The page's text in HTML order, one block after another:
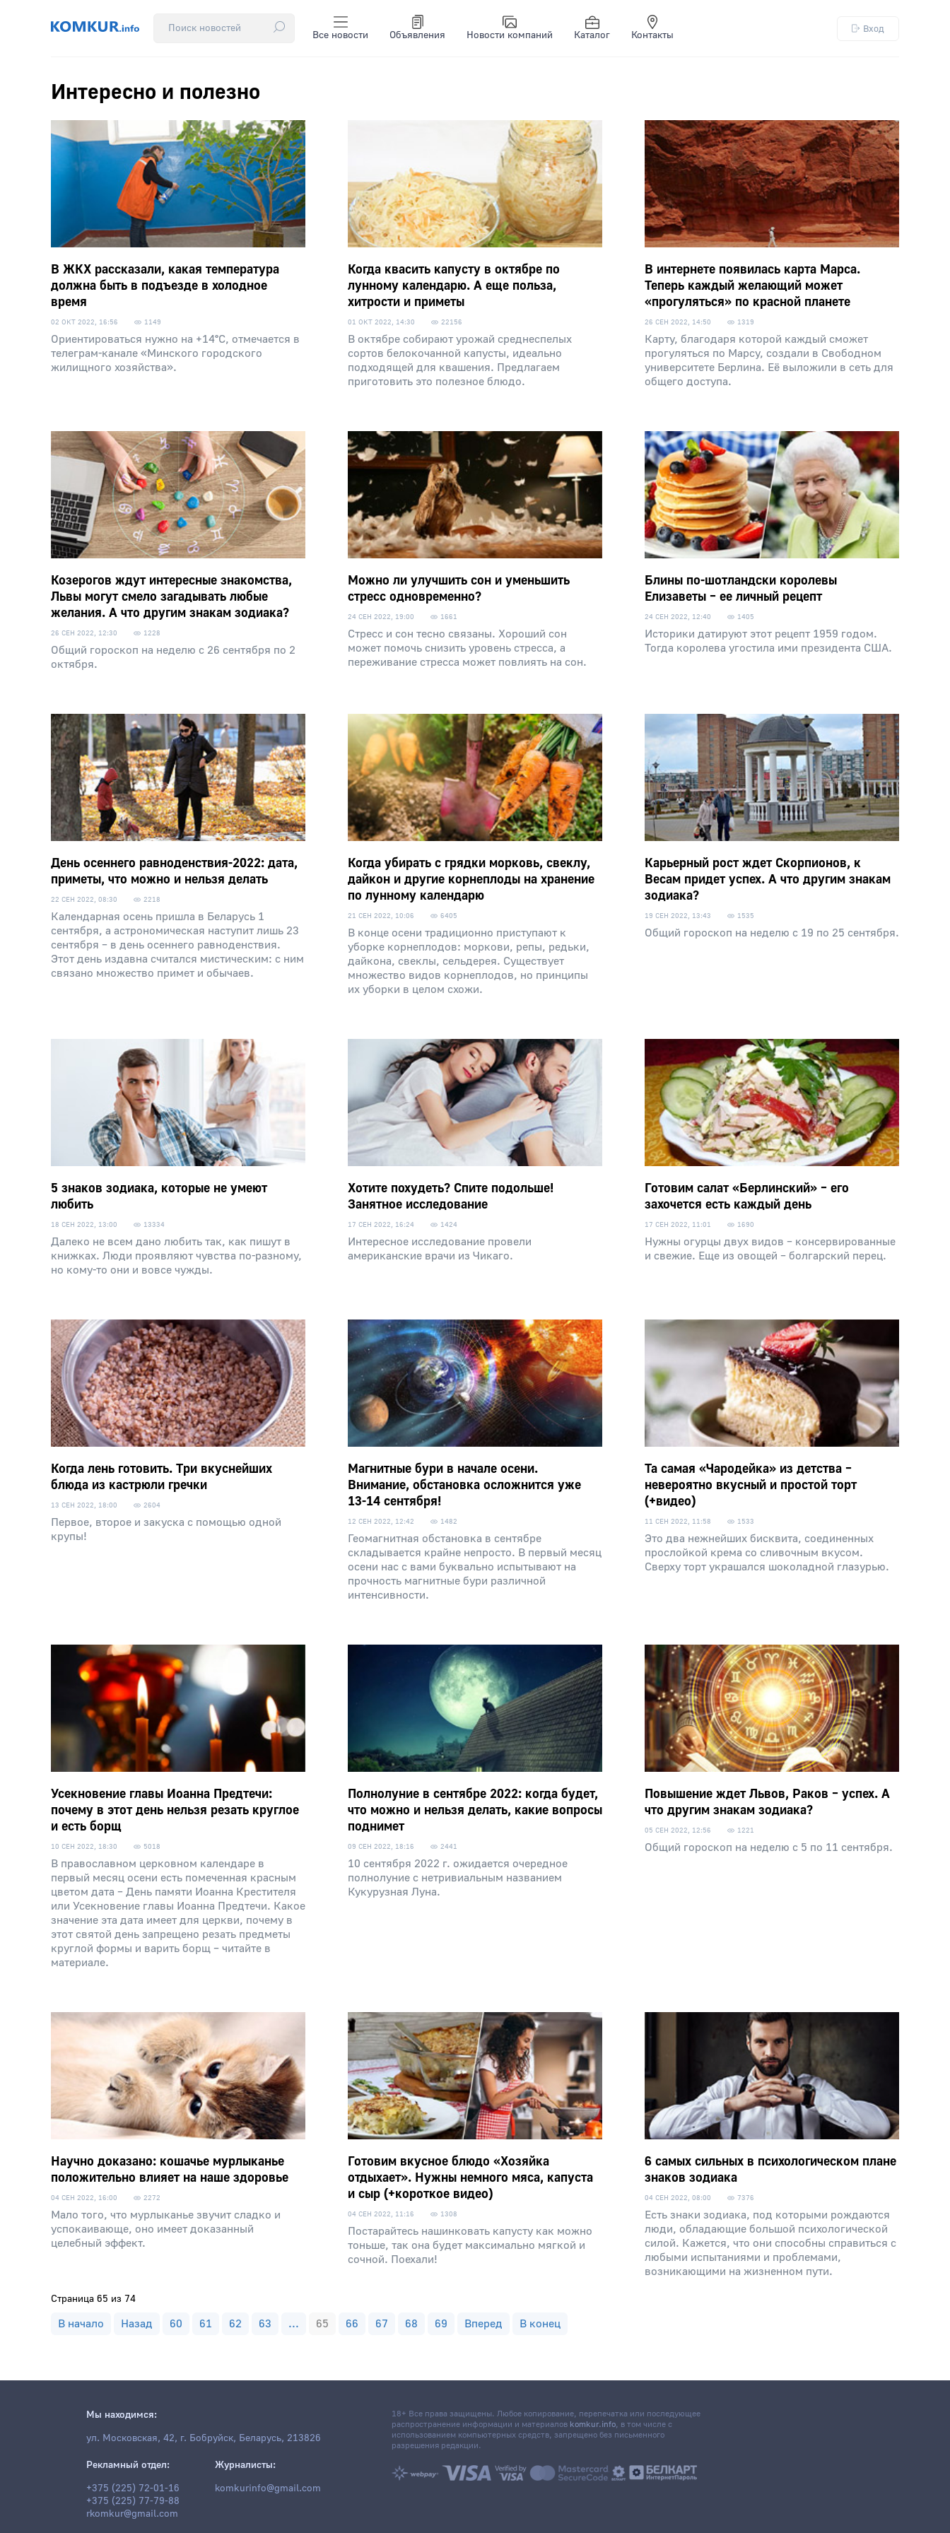
Все новости Объявления Новости компаний Каталог Контакты
Вход
Интересно и полезно
В ЖКХ рассказали, какая температура
должна быть в подъезде в холодное
время
02 ОКТ 2022, 16:56 1149
Ориентироваться нужно на +14°С, отмечается в
телеграм-канале «Минского городского
жилищного хозяйства».
Когда квасить капусту в октябре по
лунному календарю. А еще польза,
хитрости и приметы
01 ОКТ 2022, 14:30 22156
В октябре собирают урожай среднеспелых
сортов белокочанной капусты, идеально
подходящей для квашения. Предлагаем
приготовить это полезное блюдо.
В интернете появилась карта Марса.
Теперь каждый желающий может
«прогуляться» по красной планете
26 СЕН 2022, 14:50 1319
Карту, благодаря которой каждый сможет
прогуляться по Марсу, создали в Свободном
университете Берлина. Её выложили в сеть для
общего доступа.
Козерогов ждут интересные знакомства,
Львы могут смело загадывать любые
желания. А что другим знакам зодиака?
26 СЕН 2022, 12:30 1228
Общий гороскоп на неделю с 26 сентября по 2
октября.
Можно ли улучшить сон и уменьшить
стресс одновременно?
24 СЕН 2022, 19:00 1661
Стресс и сон тесно связаны. Хороший сон
может помочь снизить уровень стресса, а
переживание стресса может повлиять на сон.
Блины по-шотландски королевы
Елизаветы – ее личный рецепт
24 СЕН 2022, 12:40 1405
Историки датируют этот рецепт 1959 годом.
Тогда королева угостила ими президента США.
День осеннего равноденствия-2022: дата,
приметы, что можно и нельзя делать
22 СЕН 2022, 08:30 2218
Календарная осень пришла в Беларусь 1
сентября, а астрономическая наступит лишь 23
сентября – в день осеннего равноденствия.
Этот день издавна считался мистическим: с ним
связано множество примет и обычаев.
Когда убирать с грядки морковь, свеклу,
дайкон и другие корнеплоды на хранение
по лунному календарю
21 СЕН 2022, 10:06 6405
В конце осени традиционно приступают к
уборке корнеплодов: моркови, репы, редьки,
дайкона, свеклы, сельдерея. Существует
множество видов корнеплодов, но принципы
их уборки в целом схожи.
Карьерный рост ждет Скорпионов, к
Весам придет успех. А что другим знакам
зодиака?
19 СЕН 2022, 13:43 1535
Общий гороскоп на неделю с 19 по 25 сентября.
5 знаков зодиака, которые не умеют
любить
18 СЕН 2022, 13:00 13334
Далеко не всем дано любить так, как пишут в
книжках. Люди проявляют чувства по-разному,
но кому-то они и вовсе чужды.
Хотите похудеть? Спите подольше!
Занятное исследование
17 СЕН 2022, 16:24 1424
Интересное исследование провели
американские врачи из Чикаго.
Готовим салат «Берлинский» – его
захочется есть каждый день
17 СЕН 2022, 11:01 1690
Нужны огурцы двух видов – консервированные
и свежие. Еще из овощей – болгарский перец.
Когда лень готовить. Три вкуснейших
блюда из кастрюли гречки
13 СЕН 2022, 18:00 2604
Первое, второе и закуска с помощью одной
крупы!
Магнитные бури в начале осени.
Внимание, обстановка осложнится уже
13-14 сентября!
12 СЕН 2022, 12:42 1482
Геомагнитная обстановка в сентябре
складывается крайне непросто. В первый месяц
осени нас с вами буквально испытывают на
прочность магнитные бури различной
интенсивности.
Та самая «Чародейка» из детства –
невероятно вкусный и простой торт
(+видео)
11 СЕН 2022, 11:58 1533
Это два нежнейших бисквита, соединенных
прослойкой крема со сливочным вкусом.
Сверху торт украшался шоколадной глазурью.
Усекновение главы Иоанна Предтечи:
почему в этот день нельзя резать круглое
и есть борщ
10 СЕН 2022, 18:30 5018
В православном церковном календаре в
первый месяц осени есть помеченная красным
цветом дата – День памяти Иоанна Крестителя
или Усекновение главы Иоанна Предтечи. Какое
значение эта дата имеет для церкви, почему в
этот святой день запрещено резать предметы
круглой формы и варить борщ – читайте в
материале.
Полнолуние в сентябре 2022: когда будет,
что можно и нельзя делать, какие вопросы
поднимет
09 СЕН 2022, 18:16 2441
10 сентября 2022 г. ожидается очередное
полнолуние с нетривиальным названием
Кукурузная Луна.
Повышение ждет Львов, Раков – успех. А
что другим знакам зодиака?
05 СЕН 2022, 12:56 1221
Общий гороскоп на неделю с 5 по 11 сентября.
Научно доказано: кошачье мурлыканье
положительно влияет на наше здоровье
04 СЕН 2022, 16:00 2272
Мало того, что мурлыканье звучит сладко и
успокаивающе, оно имеет доказанный
целебный эффект.
Готовим вкусное блюдо «Хозяйка
отдыхает». Нужны немного мяса, капуста
и сыр (+короткое видео)
04 СЕН 2022, 11:16 1308
Постарайтесь нашинковать капусту как можно
тоньше, так она будет максимально мягкой и
сочной. Поехали!
6 самых сильных в психологическом плане
знаков зодиака
04 СЕН 2022, 08:00 7376
Есть знаки зодиака, под которыми рождаются
люди, обладающие большой психологической
силой. Кажется, что они способны справиться с
любыми испытаниями и проблемами,
возникающими на жизненном пути.
Страница 65 из 74
В начало Назад 60 61 62 63 ... 65 66 67 68 69 Вперед В конец
Мы находимся:
ул. Московская, 42, г. Бобруйск, Беларусь, 213826
Рекламный отдел:
+375 (225) 72-01-16
+375 (225) 77-79-88
rkomkur@gmail.com
Журналисты:
komkurinfo@gmail.com
18+ Все права защищены. Любое копирование, перепечатка или последующее
распространение информации и материалов komkur.info, в том числе с
использованием компьютерных средств, запрещено без письменного
разрешения редакции.